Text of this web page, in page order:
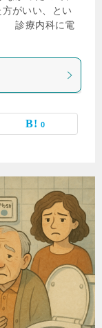
がいい、とい
診療内科に電
0